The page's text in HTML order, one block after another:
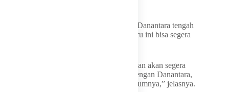
Menindaklanjuti hal itu, saat ini PNM dan Danantara tengah
menggodok payung hukum agar aturan baru ini bisa segera
“Alhamdulillah ini tadi sudah diputuskan dan akan segera
ditindaklanjuti oleh PNM bersama-sama dengan Danantara,
tinggal nanti sedang disiapkan payung hukumnya,” jelasnya.